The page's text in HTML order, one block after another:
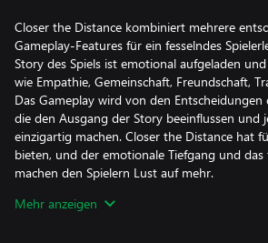
Closer the Distance kombiniert mehrere
Gameplay-Features für ein fesselndes
Story des Spiels ist emotional aufgeladen
wie Empathie, Gemeinschaft, Freundschaft,
Das Gameplay wird von den Entscheidungen
die den Ausgang der Story beeinflussen und
einzigartig machen. Closer the Distance hat
bieten, und der emotionale Tiefgang und das
machen den Spielern Lust auf mehr.
Mehr anzeigen